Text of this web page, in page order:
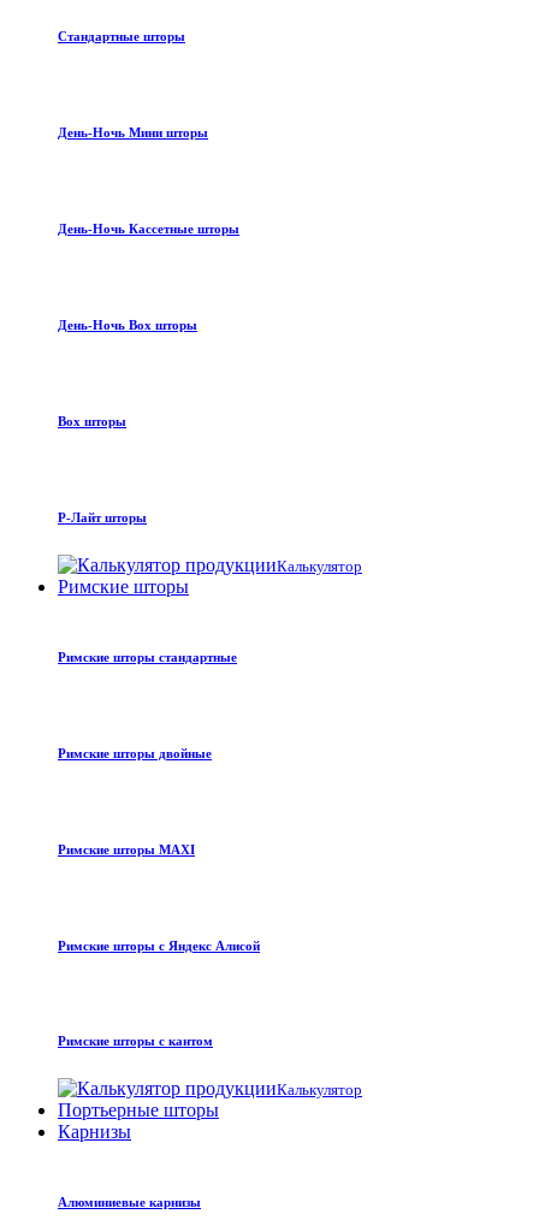
Стандартные шторы
День-Ночь Мини шторы
День-Ночь Кассетные шторы
День-Ночь Box шторы
Box шторы
Р-Лайт шторы
Калькулятор
Римские шторы
Римские шторы стандартные
Римские шторы двойные
Римские шторы MAXI
Римские шторы с Яндекс Алисой
Римские шторы с кантом
Калькулятор
Портьерные шторы
Карнизы
Алюминиевые карнизы